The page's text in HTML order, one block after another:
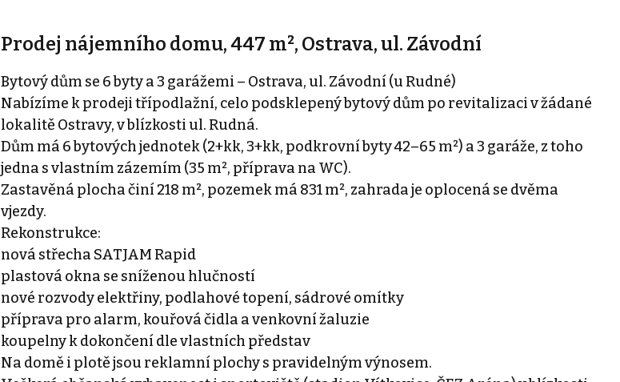
Prodej nájemního domu, 447 m², Ostrava, ul. Závodní
Bytový dům se 6 byty a 3 garážemi – Ostrava, ul. Závodní (u Rudné)
Nabízíme k prodeji třípodlažní, celo podsklepený bytový dům po revitalizaci v žádané
lokalitě Ostravy, v blízkosti ul. Rudná.
Dům má 6 bytových jednotek (2+kk, 3+kk, podkrovní byty 42–65 m²) a 3 garáže, z toho
jedna s vlastním zázemím (35 m², příprava na WC).
Zastavěná plocha činí 218 m², pozemek má 831 m², zahrada je oplocená se dvěma
vjezdy.
Rekonstrukce:
nová střecha SATJAM Rapid
plastová okna se sníženou hlučností
nové rozvody elektřiny, podlahové topení, sádrové omítky
příprava pro alarm, kouřová čidla a venkovní žaluzie
koupelny k dokončení dle vlastních představ
Na domě i plotě jsou reklamní plochy s pravidelným výnosem.